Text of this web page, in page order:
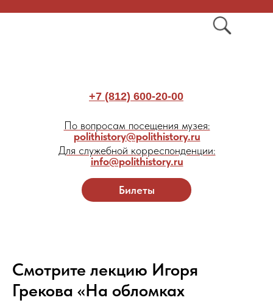
Билеты
+7 (812) 600-20-00
По вопросам посещения музея:
polithistory@polithistory.ru
Для служебной корреспонденции:
info@polithistory.ru
Смотрите лекцию Игоря
Грекова «На обломках